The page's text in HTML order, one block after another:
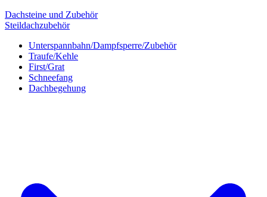
Dachsteine und Zubehör
Steildachzubehör
Unterspannbahn/Dampfsperre/Zubehör
Traufe/Kehle
First/Grat
Schneefang
Dachbegehung